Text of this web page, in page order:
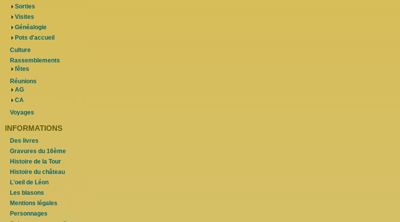
Sorties
Visites
Généalogie
Pots d'accueil
Culture
Rassemblements
fêtes
Réunions
AG
CA
Voyages
INFORMATIONS
Des livres
Gravures du 16ème
Histoire de la Tour
Histoire du château
L'oeil de Léon
Les blasons
Mentions légales
Personnages